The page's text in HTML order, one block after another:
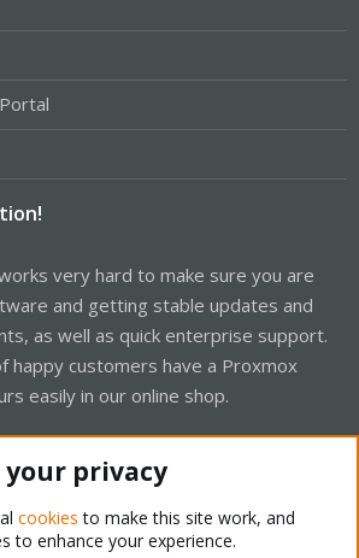
very hard to make sure you are
and getting stable updates and
as well as quick enterprise support.
happy customers have a Proxmox
easily in our online shop.
your privacy
cookies to make this site work, and
to enhance your experience.